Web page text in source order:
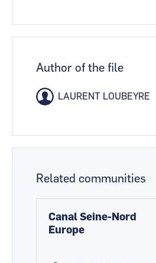
Author of the file
LAURENT LOUBEYRE
Related communities
Canal Seine-Nord
Europe